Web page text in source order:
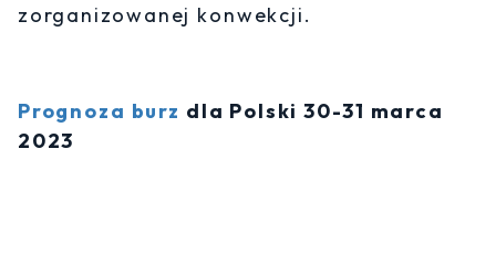
zorganizowanej konwekcji.
Prognoza burz dla Polski 30-31 marca
2023